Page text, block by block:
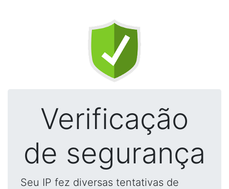
Verificação
de segurança
Seu IP fez diversas tentativas de